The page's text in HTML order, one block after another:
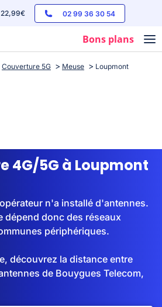
02 99 36 30 54
Bons plans
Couverture 5G Meuse Loupmont
4G/5G à Loupmont
n'a installé d'antennes.
dépend donc des réseaux
périphériques.
découvrez la distance entre
de Bouygues Telecom,